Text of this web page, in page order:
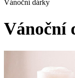
Vánoční dárky
Vánoční